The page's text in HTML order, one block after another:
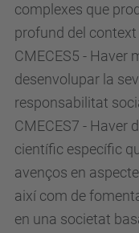
complexes que
profund del context
CMECES5 - Haver
desenvolupar la
responsabilitat
CMECES7 - Haver
científic específic
avenços en
així com de
en una societat